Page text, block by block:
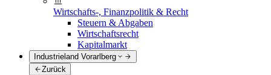
Wirtschafts-, Finanzpolitik & Recht
Steuern & Abgaben
Wirtschaftsrecht
Kapitalmarkt
Industrieland Vorarlberg
Zurück